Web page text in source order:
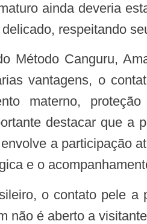
ainda deveria
respeitando
vantagens, o
materno,
destacar que
a participação
e o
não é aberto a